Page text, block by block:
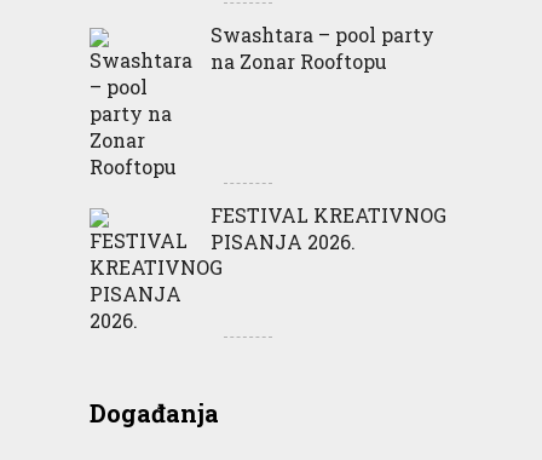
Swashtara – pool party
na Zonar Rooftopu
FESTIVAL KREATIVNOG
PISANJA 2026.
Događanja